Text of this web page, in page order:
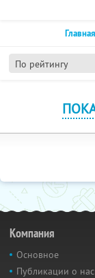
По рейтингу
Главная
Компания
Основное
Публикации о нас